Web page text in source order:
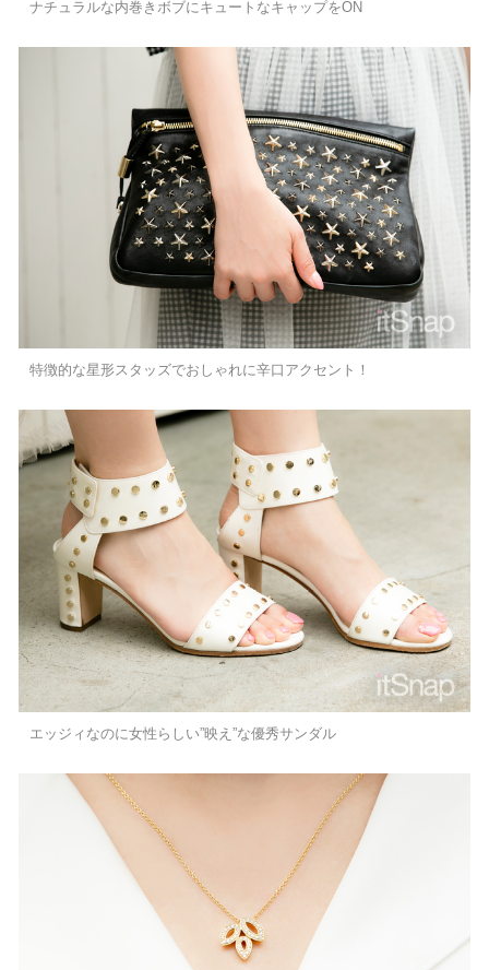
ナチュラルな内巻きボブにキュートなキャップをON
特徴的な星形スタッズでおしゃれに辛口アクセント！
エッジィなのに女性らしい”映え”な優秀サンダル